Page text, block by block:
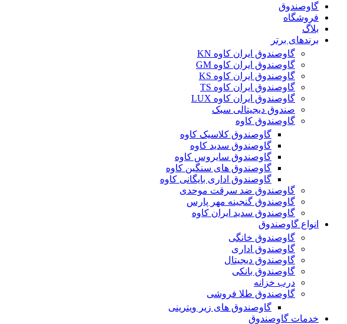
گاوصندوق
فروشگاه
بلاگ
برندهای برتر
گاوصندوق ایران کاوه KN
گاوصندوق ایران کاوه GM
گاوصندوق ایران کاوه KS
گاوصندوق ایران کاوه TS
گاوصندوق ایران کاوه LUX
صندوق دیجیتالی سبک
گاوصندوق کاوه
گاوصندوق کلاسیک کاوه
گاوصندوق سدید کاوه
گاوصندوق سایروس کاوه
گاوصندوق های سنگین کاوه
گاوصندوق اداری بایگانی کاوه
گاوصندوق ضد سرقت موحدی
گاوصندوق گنجینه مهر پارس
گاوصندوق سدید ایران کاوه
انواع گاوصندوق
گاوصندوق خانگی
گاوصندوق اداری
گاوصندوق دیجیتال
گاوصندوق بانکی
درب خزانه
گاوصندوق طلا فروشی
گاوصندوق های زیر ویترینی
خدمات گاوصندوق